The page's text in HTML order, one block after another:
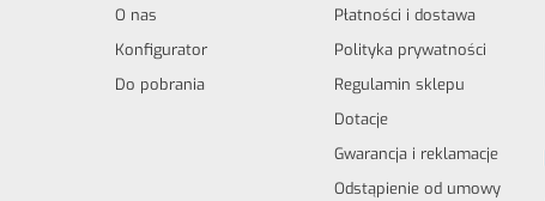
O nas
Konfigurator
Do pobrania
Płatności i dostawa
Polityka prywatności
Regulamin sklepu
Dotacje
Gwarancja i reklamacje
Odstąpienie od umowy